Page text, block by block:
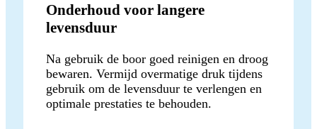
Onderhoud voor langere
levensduur
Na gebruik de boor goed reinigen en droog
bewaren. Vermijd overmatige druk tijdens
gebruik om de levensduur te verlengen en
optimale prestaties te behouden.